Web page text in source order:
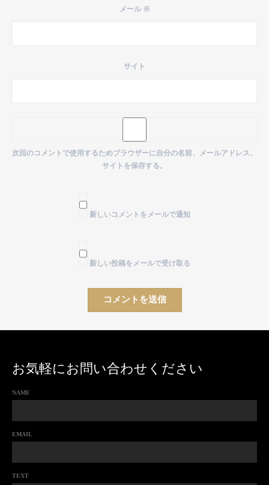
メール ※
サイト
次回のコメントで使用するためブラウザーに自分の名前、メールアドレス、
サイトを保存する。
新しいコメントをメールで通知
新しい投稿をメールで受け取る
お気軽にお問い合わせください
NAME
EMAIL
TEXT